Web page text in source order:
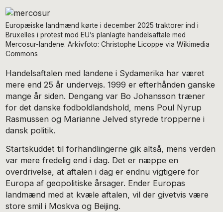
Europæiske landmænd kørte i december 2025 traktorer ind i
Bruxelles i protest mod EU’s planlagte handelsaftale med
Mercosur-landene. Arkivfoto: Christophe Licoppe via Wikimedia
Commons
Handelsaftalen med landene i Sydamerika har været
mere end 25 år undervejs. 1999 er efterhånden ganske
mange år siden. Dengang var Bo Johansson træner
for det danske fodboldlandshold, mens Poul Nyrup
Rasmussen og Marianne Jelved styrede tropperne i
dansk politik.
Startskuddet til forhandlingerne gik altså, mens verden
var mere fredelig end i dag. Det er næppe en
overdrivelse, at aftalen i dag er endnu vigtigere for
Europa af geopolitiske årsager. Ender Europas
landmænd med at kvæle aftalen, vil der givetvis være
store smil i Moskva og Beijing.